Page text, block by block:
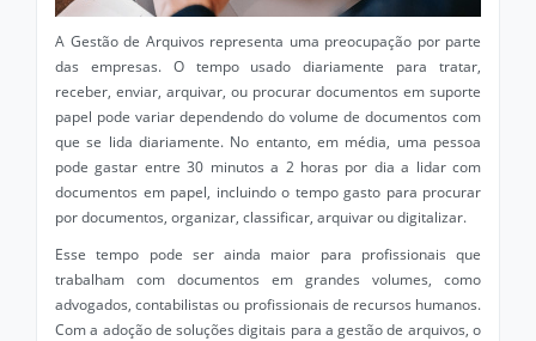
A Gestão de Arquivos representa uma preocupação por parte
das empresas. O tempo usado diariamente para tratar,
receber, enviar, arquivar, ou procurar documentos em suporte
papel pode variar dependendo do volume de documentos com
que se lida diariamente. No entanto, em média, uma pessoa
pode gastar entre 30 minutos a 2 horas por dia a lidar com
documentos em papel, incluindo o tempo gasto para procurar
por documentos, organizar, classificar, arquivar ou digitalizar.
Esse tempo pode ser ainda maior para profissionais que
trabalham com documentos em grandes volumes, como
advogados, contabilistas ou profissionais de recursos humanos.
Com a adoção de soluções digitais para a gestão de arquivos, o